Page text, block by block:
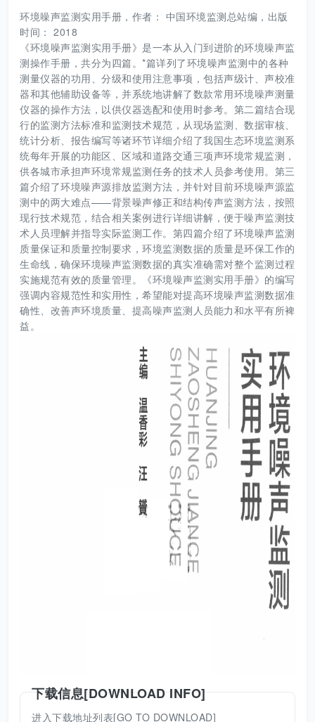
环境噪声监测实用手册，作者： 中国环境监测总站编，出版
时间： 2018
《环境噪声监测实用手册》是一本从入门到进阶的环境噪声监
测操作手册，共分为四篇。*篇详列了环境噪声监测中的各种
测量仪器的功用、分级和使用注意事项，包括声级计、声校准
器和其他辅助设备等，并系统地讲解了数款常用环境噪声测量
仪器的操作方法，以供仪器选配和使用时参考。第二篇结合现
行的监测方法标准和监测技术规范，从现场监测、数据审核、
统计分析、报告编写等诸环节详细介绍了我国生态环境监测系
统每年开展的功能区、区域和道路交通三项声环境常规监测，
供各城市承担声环境常规监测任务的技术人员参考使用。第三
篇介绍了环境噪声源排放监测方法，并针对目前环境噪声源监
测中的两大难点——背景噪声修正和结构传声监测方法，按照
现行技术规范，结合相关案例进行详细讲解，便于噪声监测技
术人员理解并指导实际监测工作。第四篇介绍了环境噪声监测
质量保证和质量控制要求，环境监测数据的质量是环保工作的
生命线，确保环境噪声监测数据的真实准确需对整个监测过程
实施规范有效的质量管理。《环境噪声监测实用手册》的编写
强调内容规范性和实用性，希望能对提高环境噪声监测数据准
确性、改善声环境质量、提高噪声监测人员能力和水平有所裨
益。
下载信息[DOWNLOAD INFO]
进入下载地址列表[GO TO DOWNLOAD]